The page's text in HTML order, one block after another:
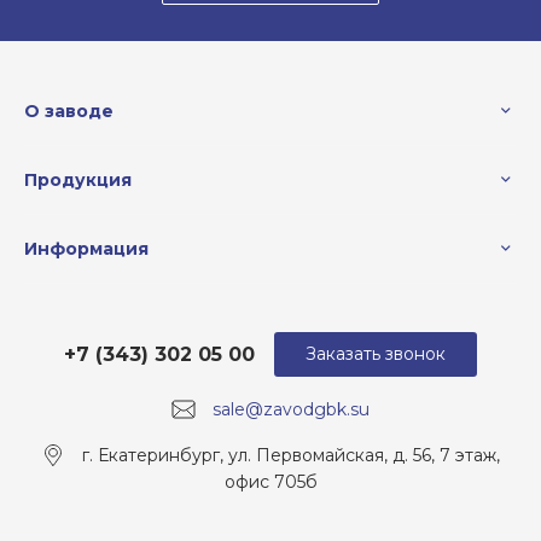
О заводе
Продукция
Информация
sale@zavodgbk.su
+7 (343) 302 05 00
г. Екатеринбург, ул. Первомайская, д. 56, 7 этаж,
офис 705б
Заказать звонок